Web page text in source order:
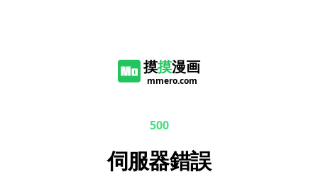
摸摸漫画
mmero.com
500
伺服器錯誤